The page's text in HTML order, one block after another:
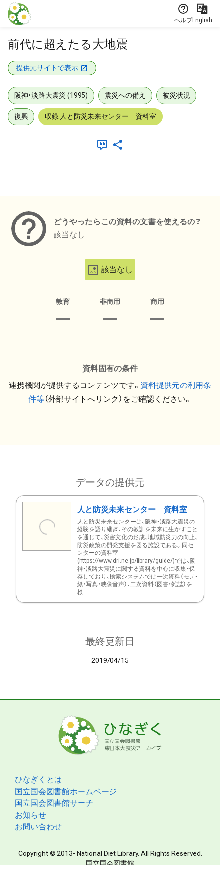
本文に飛ぶ
ヘルプEnglish
前代に超えたる大地震
提供元サイトで表示
阪神・淡路大震災 (1995) 震災への備え 被災状況
復興 収録:人と防災未来センター 資料室
どうやったらこの資料の文書を使えるの？
該当なし
該当なし
教育 非商用 商用
資料固有の条件
連携機関が提供するコンテンツです。 資料提供元の利用条
件等（外部サイトへリンク）をご確認ください。
データの提供元
人と防災未来センター 資料室
人と防災未来センターは、阪神・淡路大震災の
経験を語り継ぎ、その教訓を未来に生かすこと
を通じて、災害文化の形成、地域防災力の向上、
防災政策の開発支援を図る施設である。同セ
ンターの資料室
(https://www.dri.ne.jp/library/guide/)では、阪
神・淡路大震災に関する資料を中心に収集・保
存しており、検索システムでは一次資料（モノ・
紙・写真・映像音声）、二次資料（図書・雑誌）を
検...
最終更新日
2019/04/15
ひなぎくとは
国立国会図書館ホームページ
国立国会図書館サーチ
お知らせ
お問い合わせ
Copyright © 2013- National Diet Library. All Rights Reserved.